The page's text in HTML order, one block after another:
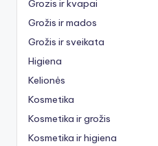
Grozis ir kvapai
Grožis ir mados
Grožis ir sveikata
Higiena
Kelionės
Kosmetika
Kosmetika ir grožis
Kosmetika ir higiena